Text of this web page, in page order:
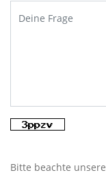
Bitte beachte unsere